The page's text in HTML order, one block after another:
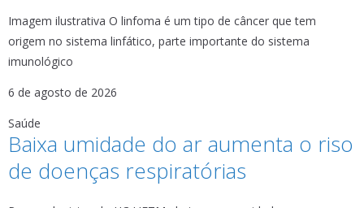
Imagem ilustrativa O linfoma é um tipo de câncer que tem
origem no sistema linfático, parte importante do sistema
imunológico
6 de agosto de 2026
Saúde
Baixa umidade do ar aumenta o riso
de doenças respiratórias